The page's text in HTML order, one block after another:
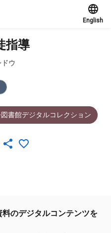
English
指導
ウ
書館デジタルコレクション
のデジタルコンテンツを